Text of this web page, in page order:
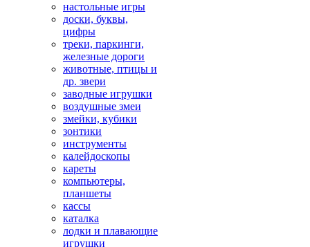
настольные игры
доски, буквы,
цифры
треки, паркинги,
железные дороги
животные, птицы и
др. звери
заводные игрушки
воздушные змеи
змейки, кубики
зонтики
инструменты
калейдоскопы
кареты
компьютеры,
планшеты
кассы
каталка
лодки и плавающие
игрушки